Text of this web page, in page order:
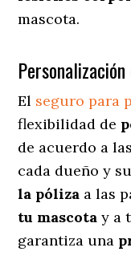
mascota.
El seguro para
flexibilidad de
de acuerdo a
cada dueño y
la póliza a las
tu mascota y a
garantiza una